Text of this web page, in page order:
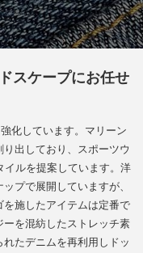
スケープにお任せ
化しています。マリーン
出しており、スポーツウ
イルを提案しています。洋
プで展開していますが、
施したアイテムは定番で
を混紡したストレッチ素
たデニムを再利用しドッ